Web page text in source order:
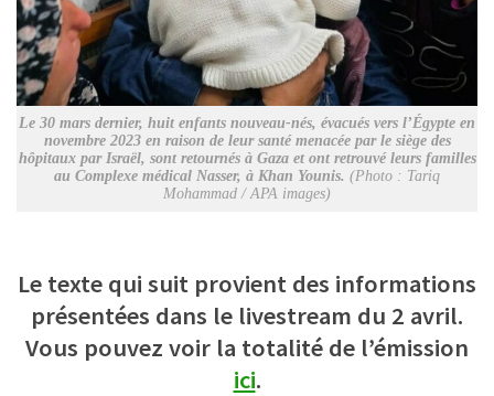
Le 30 mars dernier, huit enfants nouveau-nés, évacués vers l’Égypte en
novembre 2023 en raison de leur santé menacée par le siège des
hôpitaux par Israël, sont retournés à Gaza et ont retrouvé leurs familles
au Complexe médical Nasser, à Khan Younis. (Photo : Tariq
Mohammad / APA images)
Le texte qui suit provient des informations
présentées dans le livestream du 2 avril.
Vous pouvez voir la totalité de l’émission
ici.